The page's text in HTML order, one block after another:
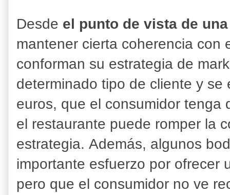
Desde el punto de vista de
mantener cierta coherencia con
conforman su estrategia de
determinado tipo de cliente y
euros, que el consumidor tenga
el restaurante puede romper la
estrategia. Además, algunos
importante esfuerzo por ofrecer
pero que el consumidor no ve